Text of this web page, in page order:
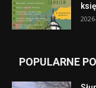
POPULARNE